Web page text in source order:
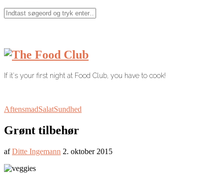
If it's your first night at Food Club, you have to cook!
AftensmadSalatSundhed
Grønt tilbehør
afDitte Ingemann 2. oktober 2015